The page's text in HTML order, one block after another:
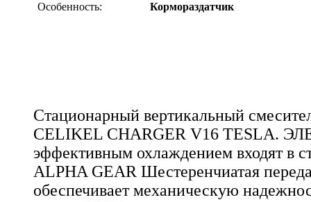
Особенность:
Кормораздатчик
Стационарный вертикальный
CELIKEL CHARGER V16 TESLA.
эффективным охлаждением входят в
ALPHA GEAR Шестеренчиатая
обеспечивает механическую